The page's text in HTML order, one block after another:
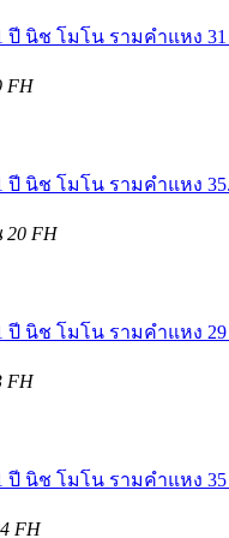
ปี นิช โมโน รามคำแหง
FH
ปี นิช โมโน รามคำแหง
20 FH
ปี นิช โมโน รามคำแหง
FH
ปี นิช โมโน รามคำแหง
FH